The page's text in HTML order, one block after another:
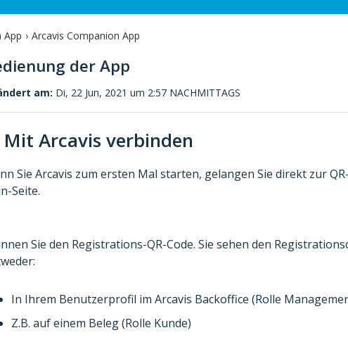
App Arcavis Companion App
der App
am: Di, 22 Jun, 2021 um 2:57 NACHMITTAGS
Mit Arcavis verbinden
Sie Arcavis zum ersten Mal starten, gelangen Sie direkt zur
Seite.
Sie den Registrations-QR-Code. Sie sehen den
In Ihrem Benutzerprofil im Arcavis Backoffice (Rolle
Z.B. auf einem Beleg (Rolle Kunde)